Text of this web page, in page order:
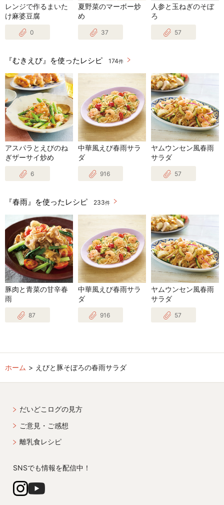
レンジで作るまいた
け麻婆豆腐
0
夏野菜のマーボー炒
め
37
人参と玉ねぎのそぼ
ろ
57
『むきえび』を使ったレシピ 174件
アスパラとえびのね
ぎザーサイ炒め
6
中華風えび春雨サラ
ダ
916
ヤムウンセン風春雨
サラダ
57
『春雨』を使ったレシピ 233件
豚肉と青菜の甘辛春
雨
87
中華風えび春雨サラ
ダ
916
ヤムウンセン風春雨
サラダ
57
ホーム えびと豚そぼろの春雨サラダ
だいどこログの見方
ご意見・ご感想
離乳食レシピ
SNSでも情報を配信中！